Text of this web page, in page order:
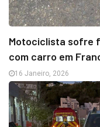
Motociclista sofre
com carro em
16 Janeiro, 2026